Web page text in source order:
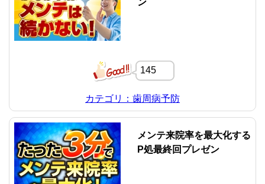
ン
145
カテゴリ：歯周病予防
メンテ来院率を最大化する
P処最終回プレゼン